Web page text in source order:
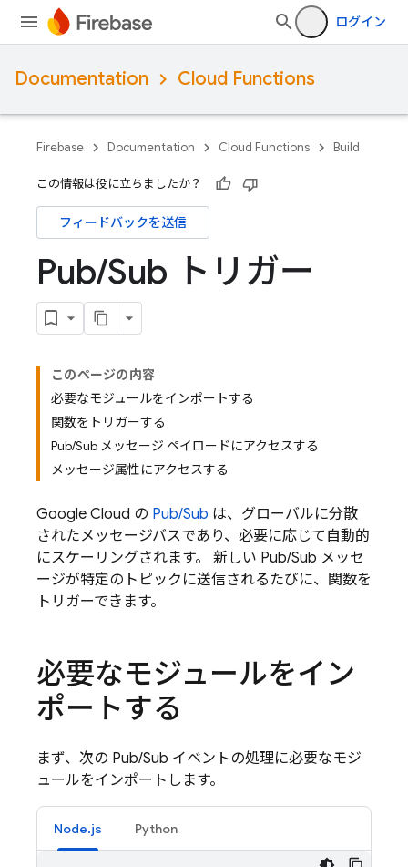
ログイン
Documentation Cloud Functions
Firebase Documentation Cloud Functions Build
この情報は役に立ちましたか？
フィードバックを送信
Pub/Sub トリガー
このページの内容
必要なモジュールをインポートする
関数をトリガーする
Pub/Sub メッセージ ペイロードにアクセスする
メッセージ属性にアクセスする
Google Cloud の Pub/Sub は、グローバルに分散
されたメッセージバスであり、必要に応じて自動的
にスケーリングされます。 新しい Pub/Sub メッセ
ージが特定のトピックに送信されるたびに、関数を
トリガーできます。
必要なモジュールをイン
ポートする
まず、次の Pub/Sub イベントの処理に必要なモジ
ュールをインポートします。
Node.js Python